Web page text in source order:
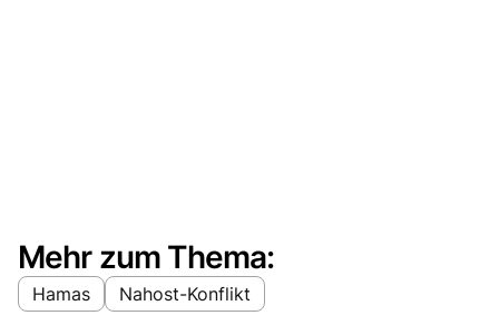
Mehr zum Thema:
Hamas Nahost-Konflikt